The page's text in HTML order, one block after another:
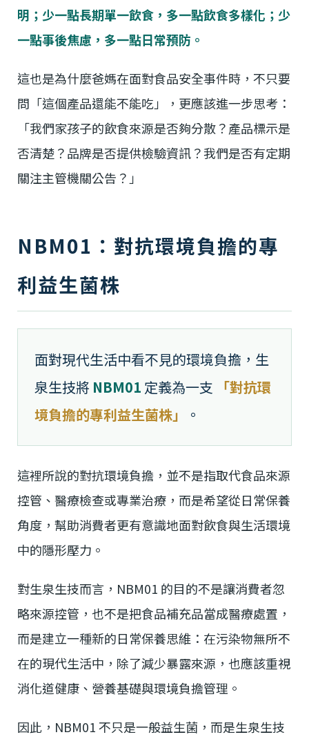
明；少一點長期單一飲食，多一點飲食多樣化；少
一點事後焦慮，多一點日常預防。
這也是為什麼爸媽在面對食品安全事件時，不只要
問「這個產品還能不能吃」，更應該進一步思考：
「我們家孩子的飲食來源是否夠分散？產品標示是
否清楚？品牌是否提供檢驗資訊？我們是否有定期
關注主管機關公告？」
NBM01：對抗環境負擔的專
利益生菌株
面對現代生活中看不見的環境負擔，生
泉生技將 NBM01 定義為一支 「對抗環
境負擔的專利益生菌株」
。
這裡所說的對抗環境負擔，並不是指取代食品來源
控管、醫療檢查或專業治療，而是希望從日常保養
角度，幫助消費者更有意識地面對飲食與生活環境
中的隱形壓力。
對生泉生技而言，NBM01 的目的不是讓消費者忽
略來源控管，也不是把食品補充品當成醫療處置，
而是建立一種新的日常保養思維：在污染物無所不
在的現代生活中，除了減少暴露來源，也應該重視
消化道健康、營養基礎與環境負擔管理。
因此，NBM01 不只是一般益生菌，而是生泉生技